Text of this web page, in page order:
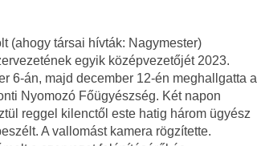
(ahogy társai hívták: Nagymester)
egyik középvezetőjét 2023.
6-án, majd december 12-én meghallgatta a
Nyomozó Főügyészség. Két napon
reggel kilenctől este hatig három ügyész
A vallomást kamera rögzítette.